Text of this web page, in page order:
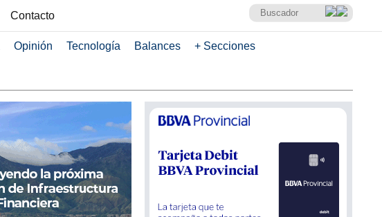
Contacto
Opinión Tecnología Balances + Secciones